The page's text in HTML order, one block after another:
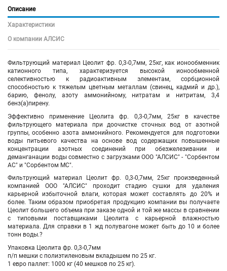
Описание
Характеристики
О компании АЛСИС
Фильтрующий материал Цеолит фр. 0,3-0,7мм, 25кг, как ионообменник
катионного типа, характеризуется высокой ионообменной
селективностью к радиоактивным элементам, сорбционной
способностью к тяжелым цветным металлам (свинец, кадмий и др.),
барию, фенолу, азоту аммонийному, нитратам и нитритам, 3,4
бенз(а)пирену.
Эффективно применение Цеолита фр. 0,3-0,7мм, 25кг в качестве
фильтрующего материала при доочистке сточных вод от азотной
группы, особенно азота аммонийного. Рекомендуется для подготовки
воды питьевого качества на основе вод содержащих повышенные
концентрации азотных соединений при обезжелезивании и
деманганации воды совместно с загрузками ООО "АЛСИС" - "Сорбентом
АС" и "Сорбентом МС".
Фильтрующий материал
Цеолит фр. 0,3-0,7мм, 25кг произведенный
компанией ООО "АЛСИС" проходит стадию сушки для удаления
карьерной избыточной влаги, которая может составлять до 20% и
более. Таким образом приобретая продукцию компании вы получаете
Цеолит большего объема при заказе одной и той же массы в сравнении
с типовыми поставщиками Цеолита с карьерной влажностью
материала. Для справки в 1 жд полувагоне может быть до 10 и более
тонн воды.?
Упаковка Цеолита фр. 0,3-0,7мм
п/п мешки с полиэтиленовым вкладышем по 25 кг.
1 евро паллет: 1000 кг (40 мешков по 25 кг).